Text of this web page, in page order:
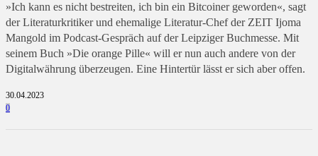
»Ich kann es nicht bestreiten, ich bin ein Bitcoiner geworden«, sagt
der Literaturkritiker und ehemalige Literatur-Chef der ZEIT Ijoma
Mangold im Podcast-Gespräch auf der Leipziger Buchmesse. Mit
seinem Buch »Die orange Pille« will er nun auch andere von der
Digitalwährung überzeugen. Eine Hintertür lässt er sich aber offen.
30.04.2023
0